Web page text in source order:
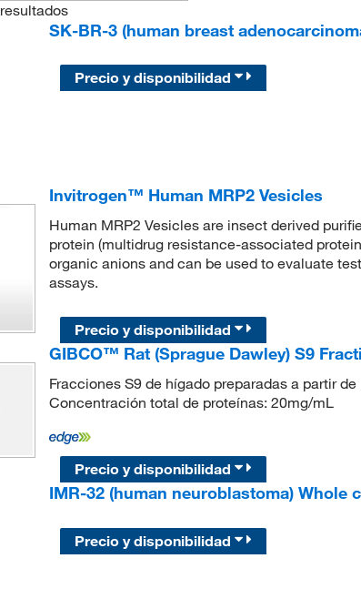
resultados
SK-BR-3 (human breast
Precio y disponibilidad
Invitrogen™ Human MRP2 Vesicles
Human MRP2 Vesicles are insect derived
protein (multidrug resistance-associated
organic anions and can be used to evaluate
assays.
Precio y disponibilidad
GIBCO™ Rat (Sprague Dawley) S9
Fracciones S9 de hígado preparadas a partir
Concentración total de proteínas: 20mg/mL
Precio y disponibilidad
IMR-32 (human neuroblastoma) Whole
Precio y disponibilidad